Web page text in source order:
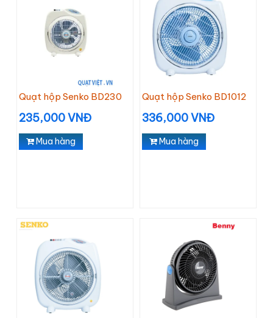
Quạt hộp Senko BD230
235,000 VNĐ
Mua hàng
Quạt hộp Senko BD1012
336,000 VNĐ
Mua hàng